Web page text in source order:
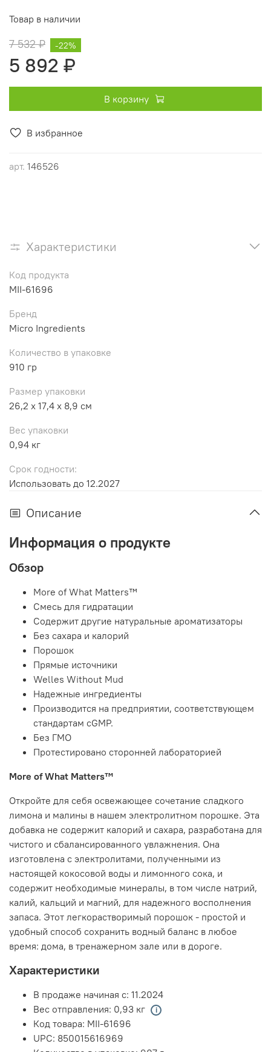
В избранное
арт. 146526
Товар в наличии
7 532 ₽
5 892 ₽
-22%
В корзину
Характеристики
Код продукта
MII-61696
Бренд
Micro Ingredients
Количество в упаковке
910 гр
Размер упаковки
26,2 x 17,4 x 8,9 см
Вес упаковки
0,94 кг
Срок годности:
Использовать до 12.2027
Описание
Информация о продукте
Обзор
More of What Matters™
Смесь для гидратации
Содержит другие натуральные ароматизаторы
Без сахара и калорий
Порошок
Прямые источники
Welles Without Mud
Надежные ингредиенты
Производится на предприятии, соответствующем
стандартам cGMP.
Без ГМО
Протестировано сторонней лабораторией
More of What Matters™
Откройте для себя освежающее сочетание сладкого
лимона и малины в нашем электролитном порошке. Эта
добавка не содержит калорий и сахара, разработана для
чистого и сбалансированного увлажнения. Она
изготовлена с электролитами, полученными из
настоящей кокосовой воды и лимонного сока, и
содержит необходимые минералы, в том числе натрий,
калий, кальций и магний, для надежного восполнения
запаса. Этот легкорастворимый порошок - простой и
удобный способ сохранить водный баланс в любое
время: дома, в тренажерном зале или в дороге.
Характеристики
В продаже начиная с: 11.2024
Вес отправления: 0,93 кг
Код товара: MII-61696
UPC: 850015616969